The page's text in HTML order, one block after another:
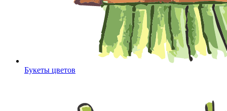
Букеты цветов